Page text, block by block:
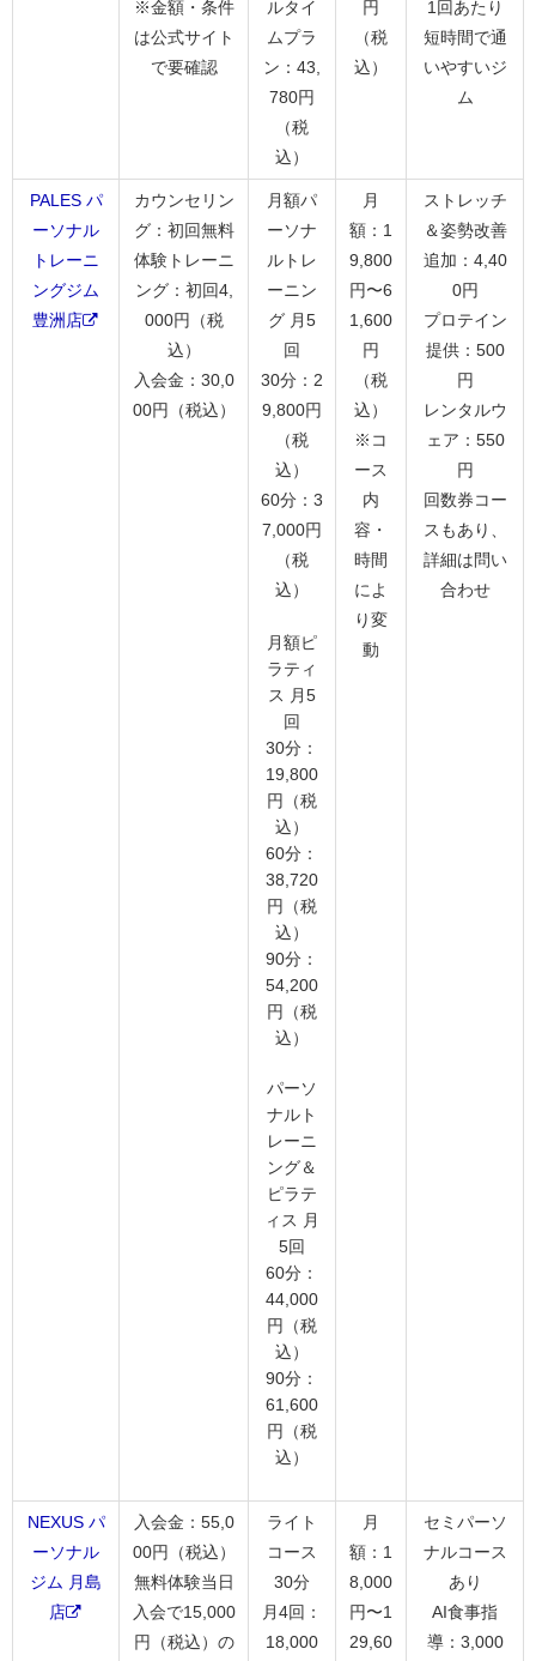
※金額・条件
は公式サイト
で要確認
ルタイ
ムプラ
ン：43,
780円
（税
込）
円
（税
込）
1回あたり
短時間で通
いやすいジ
ム
PALES パ
ーソナル
トレーニ
ングジム
豊洲店
カウンセリン
グ：初回無料
体験トレーニ
ング：初回4,
000円（税
込）
入会金：30,0
00円（税込）
月額パ
ーソナ
ルトレ
ーニン
グ 月5
回
30分：2
9,800円
（税
込）
60分：3
7,000円
（税
込）
月額ピ
ラティ
ス 月5
回
30分：
19,800
円（税
込）
60分：
38,720
円（税
込）
90分：
54,200
円（税
込）
パーソ
ナルト
レーニ
ング＆
ピラテ
ィス 月
5回
60分：
44,000
円（税
込）
90分：
61,600
円（税
込）
月
額：1
9,800
円〜6
1,600
円
（税
込）
※コ
ース
内
容・
時間
によ
り変
動
ストレッチ
＆姿勢改善
追加：4,40
0円
プロテイン
提供：500
円
レンタルウ
ェア：550
円
回数券コー
スもあり、
詳細は問い
合わせ
NEXUS パ
ーソナル
ジム 月島
店
入会金：55,0
00円（税込）
無料体験当日
入会で15,000
円（税込）の
ライト
コース
30分
月4回：
18,000
月
額：1
8,000
円〜1
29,60
セミパーソ
ナルコース
あり
AI食事指
導：3,000